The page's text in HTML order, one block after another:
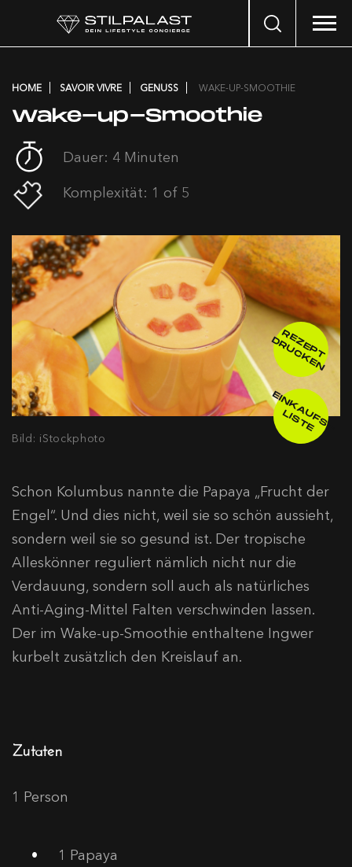
Search
HOME SAVOIR VIVRE GENUSS WAKE-UP-SMOOTHIE
Wake-up-Smoothie
Dauer: 4 Minuten
Komplexität: 1 of 5
Bild: iStockphoto
R
E
Z
E
P
T
D
R
U
C
K
E
N
E
IN
K
A
U
F
S
-
L
IS
T
E
Schon Kolumbus nannte die Papaya „Frucht der
Engel“. Und dies nicht, weil sie so schön aussieht,
sondern weil sie so gesund ist. Der tropische
Alleskönner reguliert nämlich nicht nur die
Verdauung, sondern soll auch als natürliches
Anti-Aging-Mittel Falten verschwinden lassen.
Der im Wake-up-Smoothie enthaltene Ingwer
kurbelt zusätzlich den Kreislauf an.
Zutaten
1 Person
1 Papaya